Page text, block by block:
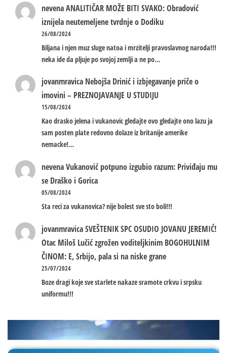
nevenaANALITIČAR MOŽE BITI SVAKO: Obradović
iznijela neutemeljene tvrdnje o Dodiku
26/08/2024
Biljana i njen muz sluge natoa i mrzitelji pravoslavnog naroda!!!
neka ide da pljuje po svojoj zemlji a ne po…
jovanmravica Nebojša Drinić i izbjegavanje priče o
imovini – PREZNOJAVANJE U STUDIJU
15/08/2024
Kao drasko jelena i vukanovic gledajte ovo gledajte ono lazu ja
sam posten plate redovno dolaze iz britanije amerike
nemacke!…
nevenaVukanović potpuno izgubio razum: Priviđaju mu
se Draško i Gorica
05/08/2024
Sta reci za vukanovica? nije bolest sve sto boli!!!
jovanmravicaSVEŠTENIK SPC OSUDIO JOVANU JEREMIĆ!
Otac Miloš Lučić zgrožen voditeljkinim BOGOHULNIM
ČINOM: E, Srbijo, pala si na niske grane
25/07/2024
Boze dragi koje sve starlete nakaze sramote crkvu i srpsku
uniformu!!!